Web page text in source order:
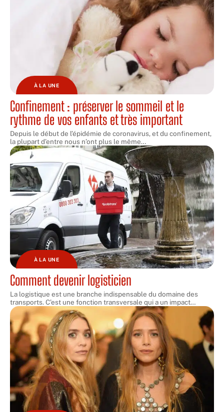
À LA UNE
Confinement : préserver le sommeil et le
rythme de vos enfants et très important
Depuis le début de l’épidémie de coronavirus, et du confinement,
la plupart d’entre nous n’ont plus le même…
À LA UNE
Comment devenir logisticien
La logistique est une branche indispensable du domaine des
transports. C’est une fonction transversale qui a un impact…